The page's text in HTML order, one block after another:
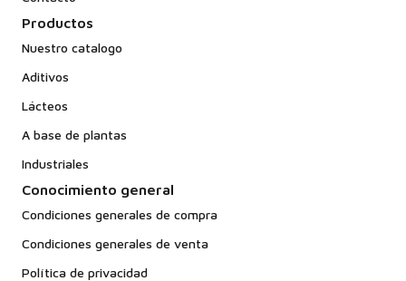
Productos
Nuestro catalogo
Aditivos
Lácteos
A base de plantas
Industriales
Conocimiento general
Condiciones generales de compra
Condiciones generales de venta
Política de privacidad